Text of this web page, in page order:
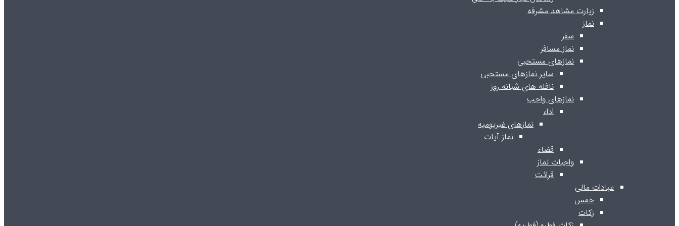
زیارت مشاهد مشرفه
نماز
سفر
نماز مسافر
نمازهای مستحبی
سایر نمازهای مستحبی
نافله های شبانه روز
نمازهای واجب
اداء
نمازهای غیریومیه
نماز آیات
قضاء
واجبات نماز
قرائت
عبادات مالی
خمس
زکات